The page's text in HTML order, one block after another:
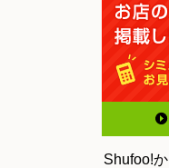
Shufoo!